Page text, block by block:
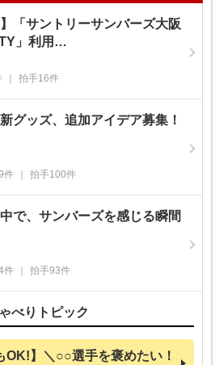
】「サントリーサンバーズ大阪
」利用…
拍手16件
グッズ、追加アイデア募集！
件 拍手100件
で、サンバーズを感じる瞬間
件 拍手93件
べりトピック
OK!】＼○○選手を褒めたい！